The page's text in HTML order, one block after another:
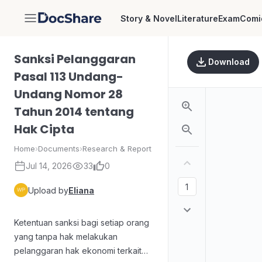
DocShare Story & NovelLiteratureExam
Sanksi Pelanggaran
Pasal 113 Undang-
Undang Nomor 28
Tahun 2014 tentang
Hak Cipta
Home›Documents›Research & Report
Jul 14, 2026 33 0
Upload byEliana
Ketentuan sanksi bagi setiap orang
yang tanpa hak melakukan
pelanggaran hak ekonomi terkait
Download